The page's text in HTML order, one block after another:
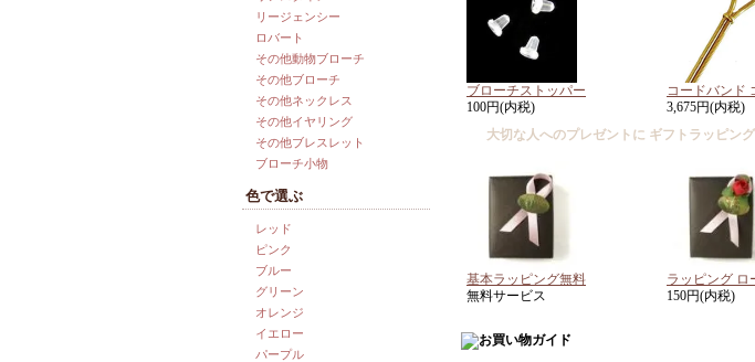
ブローチストッパー
100円(内税)
コードバンド
3,675円(内税)
大切な人へのプレゼントに ギフトラッピング
基本ラッピング無料
無料サービス
ラッピング ロ
150円(内税)
リージェンシー
ロバート
その他動物ブローチ
その他ブローチ
その他ネックレス
その他イヤリング
その他ブレスレット
ブローチ小物
色で選ぶ
レッド
ピンク
ブルー
グリーン
オレンジ
イエロー
パープル